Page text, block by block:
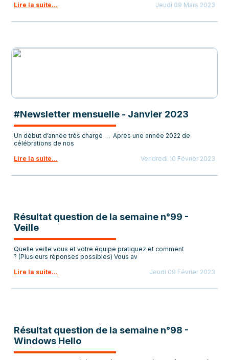
Lire la suite... Jeudi 09 Mars 2023
#Newsletter mensuelle - Janvier 2023
Un début d’année très chargé … Après une année 2022 de
célébrations de nos
Lire la suite...
Vendredi 10 Février 2023
Résultat question de la semaine n°99 -
Veille
Quelle veille vous et votre équipe pratiquez et comment
? (Plusieurs réponses possibles) Vous av
Lire la suite...
Jeudi 09 Février 2023
Résultat question de la semaine n°98 -
Windows Hello